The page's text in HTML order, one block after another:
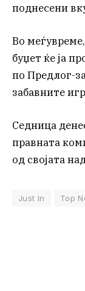
поднесени
Во
буџет ќе ја
по Предлог-
забавните
Седница
правната
од својата
Just In Top